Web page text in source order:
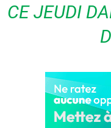
CE JEUDI